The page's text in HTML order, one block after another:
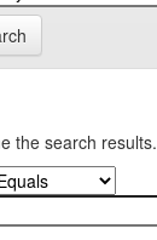
the search results.